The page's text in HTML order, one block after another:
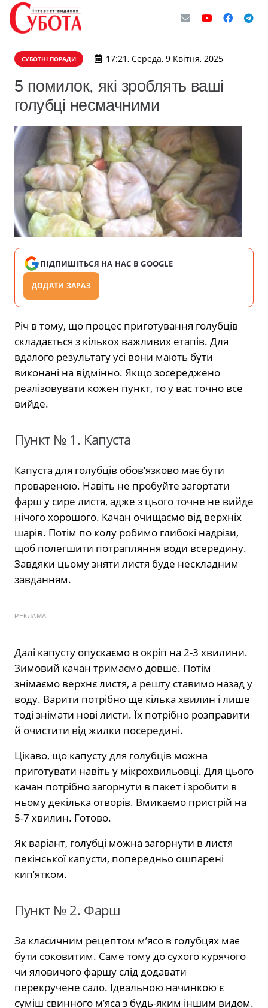
СУБОТНІ ПОРАДИ 17:21, Середа, 9 Квітня, 2025
5 помилок, які зроблять ваші
голубці несмачними
ПІДПИШІТЬСЯ НА НАС В GOOGLE
ДОДАТИ ЗАРАЗ
Річ в тому, що процес приготування голубців
складається з кількох важливих етапів. Для
вдалого результату усі вони мають бути
виконані на відмінно. Якщо зосереджено
реалізовувати кожен пункт, то у вас точно все
вийде.
Пункт № 1. Капуста
Капуста для голубців обов’язково має бути
провареною. Навіть не пробуйте загортати
фарш у сире листя, адже з цього точне не вийде
нічого хорошого. Качан очищаємо від верхніх
шарів. Потім по колу робимо глибокі надрізи,
щоб полегшити потрапляння води всередину.
Завдяки цьому зняти листя буде нескладним
завданням.
РЕКЛАМА
Далі капусту опускаємо в окріп на 2-3 хвилини.
Зимовий качан тримаємо довше. Потім
знімаємо верхнє листя, а решту ставимо назад у
воду. Варити потрібно ще кілька хвилин і лише
тоді знімати нові листи. Їх потрібно розправити
й очистити від жилки посередині.
Цікаво, що капусту для голубців можна
приготувати навіть у мікрохвильовці. Для цього
качан потрібно загорнути в пакет і зробити в
ньому декілька отворів. Вмикаємо пристрій на
5-7 хвилин. Готово.
Як варіант, голубці можна загорнути в листя
пекінської капусти, попередньо ошпарені
кип’ятком.
Пункт № 2. Фарш
За класичним рецептом м’ясо в голубцях має
бути соковитим. Саме тому до сухого курячого
чи яловичого фаршу слід додавати
перекручене сало. Ідеальною начинкою є
суміш свинного м’яса з будь-яким іншим видом.